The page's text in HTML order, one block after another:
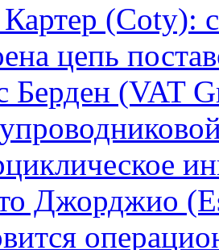
(Coty):
цепь
Берден (VAT
Джорджио